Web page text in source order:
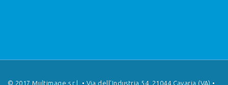
© 2017 Multimage s.r.l. • Via dell'Industria 54, 21044 Cavaria (VA) •